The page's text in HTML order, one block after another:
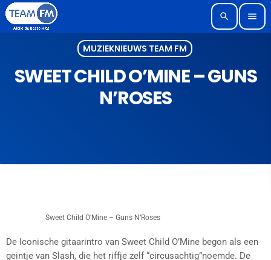
search menu
MUZIEKNIEUWS TEAM FM
SWEET CHILD O’MINE – GUNS
N’ROSES
Sweet Child O’Mine – Guns N’Roses
De Iconische gitaarintro van Sweet Child O’Mine begon als een
geintje van Slash, die het riffje zelf “circusachtig”noemde. De